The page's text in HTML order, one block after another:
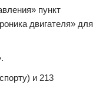
пункт
двигателя» для
и 213